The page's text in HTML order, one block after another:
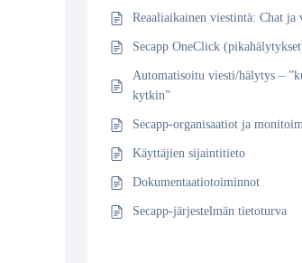
Reaaliaikainen viestintä: Chat ja
Secapp OneClick
Automatisoitu viesti/hälytys –
kytkin”
Secapp-organisaatiot ja
Käyttäjien sijaintitieto
Dokumentaatiotoiminnot
Secapp-järjestelmän tietoturva